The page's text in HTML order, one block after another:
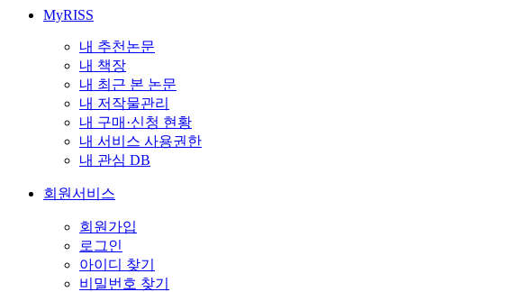
MyRISS
내 추천논문
내 책장
내 최근 본 논문
내 저작물관리
내 구매·신청 현황
내 서비스 사용권한
내 관심 DB
회원서비스
회원가입
로그인
아이디 찾기
비밀번호 찾기